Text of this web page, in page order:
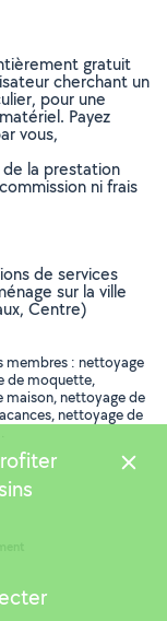
gratuit
cherchant un
pour une
Payez
vous,
de la prestation
ni frais
de services
sur la ville
Centre)
membres : nettoyage
de moquette,
maison, nettoyage de
nettoyage de